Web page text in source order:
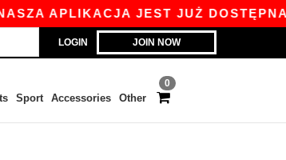
APLIKACJA JEST JUŻ DOSTĘPNA
LOGIN JOIN NOW
0
Sport Accessories Other